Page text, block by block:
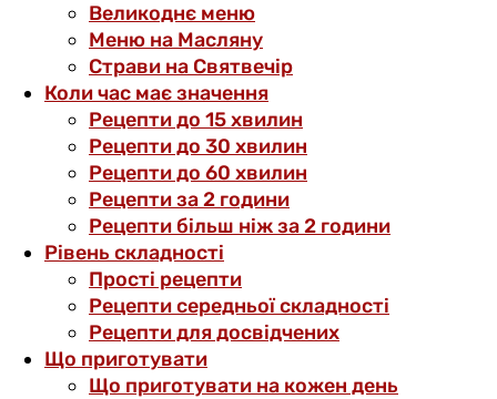
Великоднє меню
Меню на Масляну
Страви на Святвечір
Коли час має значення
Рецепти до 15 хвилин
Рецепти до 30 хвилин
Рецепти до 60 хвилин
Рецепти за 2 години
Рецепти більш ніж за 2 години
Рівень складності
Прості рецепти
Рецепти середньої складності
Рецепти для досвідчених
Що приготувати
Що приготувати на кожен день